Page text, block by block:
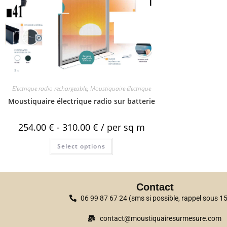
Electrique radio rechargeable, Moustiquaire électrique
Moustiquaire électrique radio sur batterie
254.00 € - 310.00 € / per sq m
Select options
Contact
06 99 87 67 24 (sms si possible, rappel sous
contact@moustiquairesurmesure.com